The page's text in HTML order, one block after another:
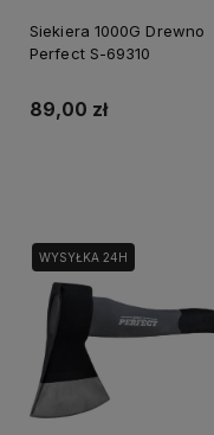
Siekiera 1000G Drewno
Perfect S-69310
89,00 zł
WYSYŁKA 24H